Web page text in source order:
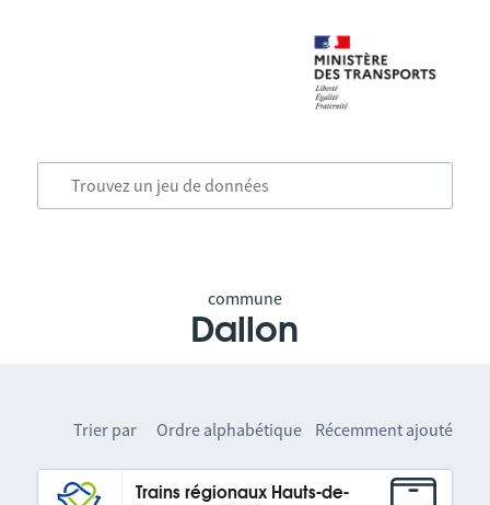
commune
Dallon
Trier par Ordre alphabétique Récemment ajouté
Trains régionaux Hauts-de-